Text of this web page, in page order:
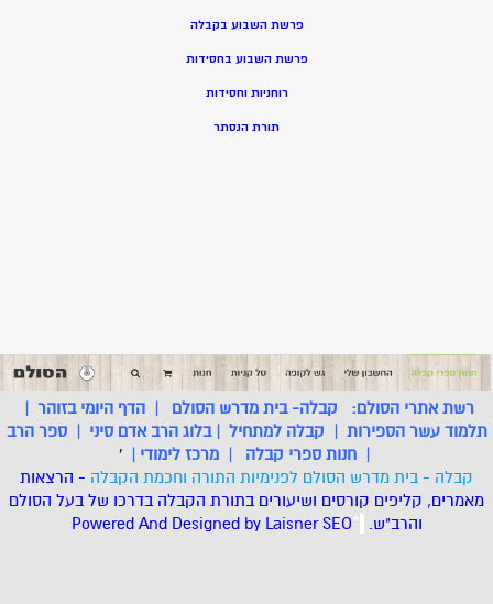
פרשת השבוע בקבלה
פרשת השבוע בחסידות
רוחניות וחסידות
תורת הנסתר
רשת אתרי הסולם: קבלה- בית מדרש הסולם |הדף היומי בזוהר |
תלמוד עשר הספירות | קבלה למתחיל |בלוג הרב אדם סיני |ספר הרב
| חנות ספרי קבלה | מרכז לימודי |
'
קבלה - בית מדרש הסולם לפנימיות התורה וחכמת הקבלה - הרצאות
מאמרים, קליפים קורסים ושיעורים בתורת הקבלה בדרכו של בעל הסולם
והרב"ש. *
Powered And Designed by LaisnerSEO